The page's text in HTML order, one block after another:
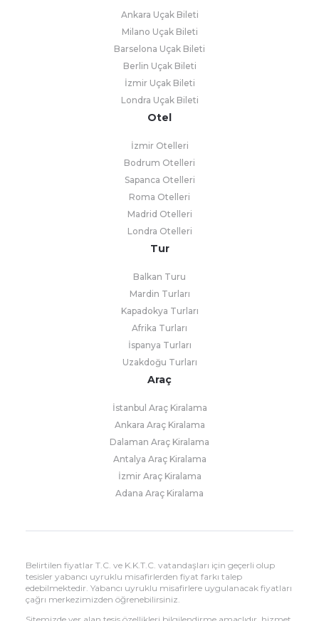
Ankara Uçak Bileti
Milano Uçak Bileti
Barselona Uçak Bileti
Berlin Uçak Bileti
İzmir Uçak Bileti
Londra Uçak Bileti
Otel
İzmir Otelleri
Bodrum Otelleri
Sapanca Otelleri
Roma Otelleri
Madrid Otelleri
Londra Otelleri
Tur
Balkan Turu
Mardin Turları
Kapadokya Turları
Afrika Turları
İspanya Turları
Uzakdoğu Turları
Araç
İstanbul Araç Kiralama
Ankara Araç Kiralama
Dalaman Araç Kiralama
Antalya Araç Kiralama
İzmir Araç Kiralama
Adana Araç Kiralama
Belirtilen fiyatlar T.C. ve K.K.T.C. vatandaşları için geçerli olup
tesisler yabancı uyruklu misafirlerden fiyat farkı talep
edebilmektedir. Yabancı uyruklu misafirlere uygulanacak fiyatları
çağrı merkezimizden öğrenebilirsiniz.